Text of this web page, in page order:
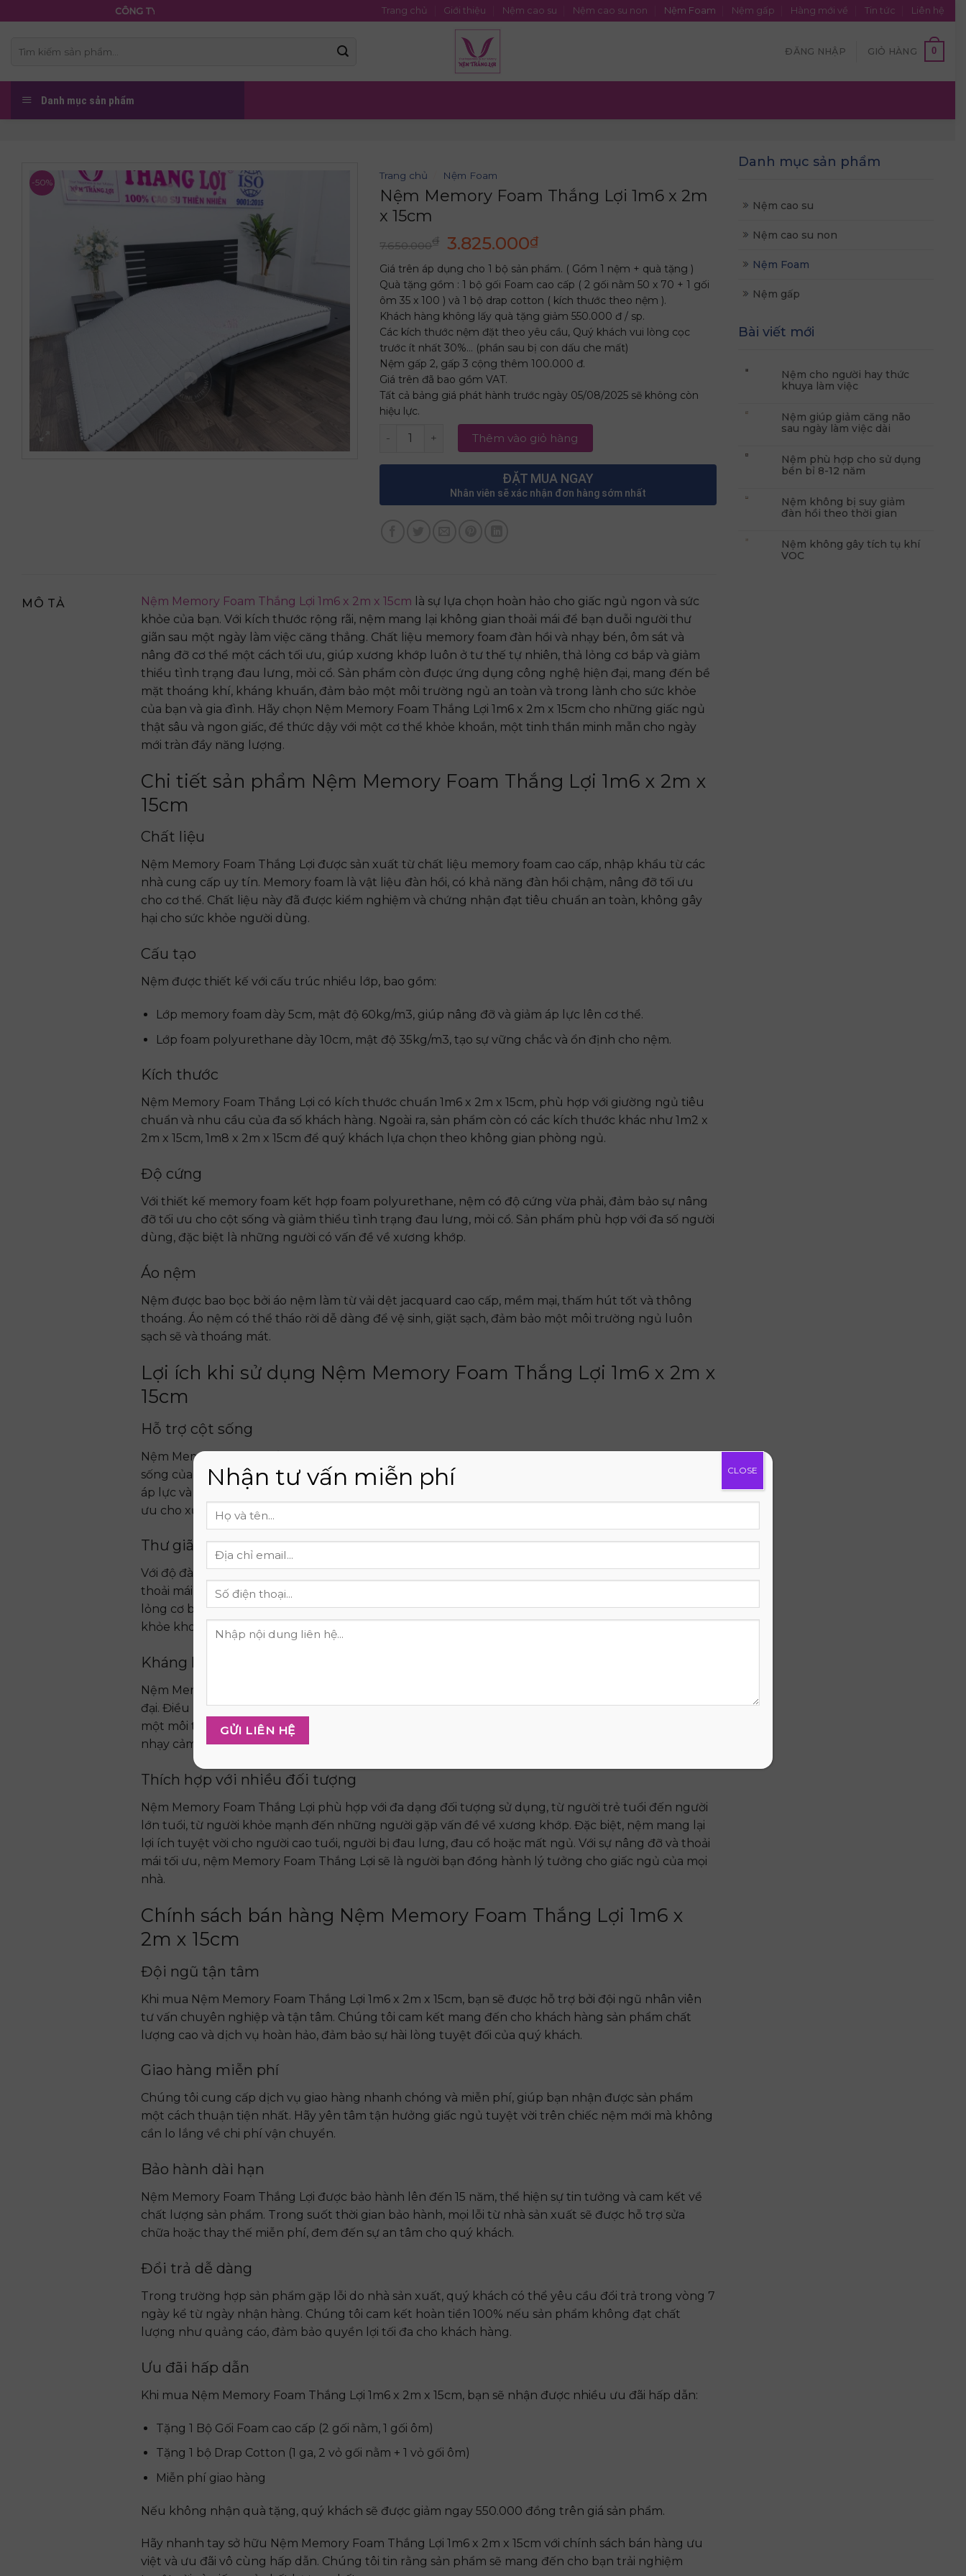
to
CÔNG TY TNHH NỆM THẮNG LỢI Trang chủ Giới thiệu Nệm cao su Nệm cao su non Nệm Foam Nệm gấp Hàng mới về Tin tức Liên hệ
kiếm:
ĐĂNG NHẬP GIỎ HÀNG 0
Danh mục sản phẩm
Danh mục sản phẩm
Nệm cao su
Nệm cao su non
Nệm Foam
Nệm gấp
Bài viết mới
Nệm cho người hay thức
khuya làm việc
Nệm giúp giảm căng não
sau ngày làm việc dài
Nệm phù hợp cho sử dụng
bền bỉ 8-12 năm
Nệm không bị suy giảm
đàn hồi theo thời gian
Nệm không gây tích tụ khí
VOC
-50%
Trang chủ Nệm Foam
Nệm Memory Foam Thắng Lợi 1m6 x 2m
x 15cm
7.650.000₫ Giá
gốc
là:
7.650.000₫.
3.825.000₫Giá
hiện
tại
là:
3.825.000₫.
Giá trên áp dụng cho 1 bộ sản phẩm. ( Gồm 1 nệm + quà tặng )
Quà tặng gồm : 1 bộ gối Foam cao cấp ( 2 gối nằm 50 x 70 + 1 gối
ôm 35 x 100 ) và 1 bộ drap cotton ( kích thước theo nệm ).
Khách hàng không lấy quà tặng giảm 550.000 đ / sp.
Các kích thước nệm đặt theo yêu cầu, Quý khách vui lòng cọc
trước ít nhất 30%… (phần sau bị con dấu che mất)
Nệm gấp 2, gấp 3 cộng thêm 100.000 đ.
Giá trên đã bao gồm VAT.
Tất cả bảng giá phát hành trước ngày 05/08/2025 sẽ không còn
hiệu lực.
Nệm Memory Foam Thắng Lợi 1m6 x 2m x 15cm số lượng
Thêm vào giỏ hàng
ĐẶT MUA NGAY
Nhân viên sẽ xác nhận đơn hàng sớm nhất
MÔ TẢ Nệm Memory Foam Thắng Lợi 1m6 x 2m x 15cm là sự lựa chọn hoàn hảo cho giấc ngủ ngon và sức
khỏe của bạn. Với kích thước rộng rãi, nệm mang lại không gian thoải mái để bạn duỗi người thư
giãn sau một ngày làm việc căng thẳng. Chất liệu memory foam đàn hồi và nhạy bén, ôm sát và
nâng đỡ cơ thể một cách tối ưu, giúp xương khớp luôn ở tư thế tự nhiên, thả lỏng cơ bắp và giảm
thiểu tình trạng đau lưng, mỏi cổ. Sản phẩm còn được ứng dụng công nghệ hiện đại, mang đến bề
mặt thoáng khí, kháng khuẩn, đảm bảo một môi trường ngủ an toàn và trong lành cho sức khỏe
của bạn và gia đình. Hãy chọn Nệm Memory Foam Thắng Lợi 1m6 x 2m x 15cm cho những giấc ngủ
thật sâu và ngon giấc, để thức dậy với một cơ thể khỏe khoắn, một tinh thần minh mẫn cho ngày
mới tràn đầy năng lượng.
Chi tiết sản phẩm Nệm Memory Foam Thắng Lợi 1m6 x 2m x
15cm
Chất liệu
Nệm Memory Foam Thắng Lợi được sản xuất từ chất liệu memory foam cao cấp, nhập khẩu từ các
nhà cung cấp uy tín. Memory foam là vật liệu đàn hồi, có khả năng đàn hồi chậm, nâng đỡ tối ưu
cho cơ thể. Chất liệu này đã được kiểm nghiệm và chứng nhận đạt tiêu chuẩn an toàn, không gây
hại cho sức khỏe người dùng.
Cấu tạo
Nệm được thiết kế với cấu trúc nhiều lớp, bao gồm:
Lớp memory foam dày 5cm, mật độ 60kg/m3, giúp nâng đỡ và giảm áp lực lên cơ thể.
Lớp foam polyurethane dày 10cm, mật độ 35kg/m3, tạo sự vững chắc và ổn định cho nệm.
Kích thước
Nệm Memory Foam Thắng Lợi có kích thước chuẩn 1m6 x 2m x 15cm, phù hợp với giường ngủ tiêu
chuẩn và nhu cầu của đa số khách hàng. Ngoài ra, sản phẩm còn có các kích thước khác như 1m2 x
2m x 15cm, 1m8 x 2m x 15cm để quý khách lựa chọn theo không gian phòng ngủ.
Độ cứng
Với thiết kế memory foam kết hợp foam polyurethane, nệm có độ cứng vừa phải, đảm bảo sự nâng
đỡ tối ưu cho cột sống và giảm thiểu tình trạng đau lưng, mỏi cổ. Sản phẩm phù hợp với đa số người
dùng, đặc biệt là những người có vấn đề về xương khớp.
Áo nệm
Nệm được bao bọc bởi áo nệm làm từ vải dệt jacquard cao cấp, mềm mại, thấm hút tốt và thông
thoáng. Áo nệm có thể tháo rời dễ dàng để vệ sinh, giặt sạch, đảm bảo một môi trường ngủ luôn
sạch sẽ và thoáng mát.
Lợi ích khi sử dụng Nệm Memory Foam Thắng Lợi 1m6 x 2m x
15cm
Hỗ trợ cột sống
Nệm Memory Foam Thắng Lợi 1m6 x 2m x 15cm
sống của bạn. Chất liệu memory foam có khả năng điều chỉnh theo hình dạng cơ thể, phân bổ đều
áp lực và giảm thiểu tình trạng đau lưng, mỏi cổ. Bạn sẽ cảm nhận được sự thoải mái và nâng đỡ tối
ưu cho xương khớp, giúp duy trì tư thế ngủ tự nhiên và lành mạnh.
Thư giãn cơ thể
Với độ đàn hồi và mềm mại vượt trội, nệm Memory Foam Thắng Lợi mang đến cảm giác êm ái và
thoải mái cho toàn bộ cơ thể. Bề mặt nệm mềm mại, ôm sát và nâng đỡ các vùng áp lực, giúp thả
lỏng cơ bắp và giảm căng thẳng. Bạn sẽ có được giấc ngủ sâu và ngon hơn, thức dậy với một cơ thể
khỏe khoắn và tinh thần sảng khoái.
Kháng khuẩn, chống dị ứng
Nệm Memory Foam Thắng Lợi được xử lý bằng công nghệ kháng khuẩn và chống nấm mốc hiện
đại. Điều này giúp ngăn chặn sự phát triển của vi khuẩn, nấm và các tác nhân gây dị ứng, đảm bảo
một môi trường ngủ trong lành và an toàn cho sức khỏe. Đây là lựa chọn lý tưởng cho những người
nhạy cảm hoặc dễ bị dị ứng.
Thích hợp với nhiều đối tượng
Nệm Memory Foam Thắng Lợi phù hợp với đa dạng đối tượng sử dụng, từ người trẻ tuổi đến người
lớn tuổi, từ người khỏe mạnh đến những người gặp vấn đề về xương khớp. Đặc biệt, nệm mang lại
lợi ích tuyệt vời cho người cao tuổi, người bị đau lưng, đau cổ hoặc mất ngủ. Với sự nâng đỡ và thoải
mái tối ưu, nệm Memory Foam Thắng Lợi sẽ là người bạn đồng hành lý tưởng cho giấc ngủ của mọi
nhà.
Chính sách bán hàng Nệm Memory Foam Thắng Lợi 1m6 x
2m x 15cm
Đội ngũ tận tâm
Khi mua Nệm Memory Foam Thắng Lợi 1m6 x 2m x 15cm, bạn sẽ được hỗ trợ bởi đội ngũ nhân viên
tư vấn chuyên nghiệp và tận tâm. Chúng tôi cam kết mang đến cho khách hàng sản phẩm chất
lượng cao và dịch vụ hoàn hảo, đảm bảo sự hài lòng tuyệt đối của quý khách.
Giao hàng miễn phí
Chúng tôi cung cấp dịch vụ giao hàng nhanh chóng và miễn phí, giúp bạn nhận được sản phẩm
một cách thuận tiện nhất. Hãy yên tâm tận hưởng giấc ngủ tuyệt vời trên chiếc nệm mới mà không
cần lo lắng về chi phí vận chuyển.
Bảo hành dài hạn
Nệm Memory Foam Thắng Lợi được bảo hành lên đến 15 năm, thể hiện sự tin tưởng và cam kết về
chất lượng sản phẩm. Trong suốt thời gian bảo hành, mọi lỗi từ nhà sản xuất sẽ được hỗ trợ sửa
chữa hoặc thay thế miễn phí, đem đến sự an tâm cho quý khách.
Đổi trả dễ dàng
Trong trường hợp sản phẩm gặp lỗi do nhà sản xuất, quý khách có thể yêu cầu đổi trả trong vòng 7
ngày kể từ ngày nhận hàng. Chúng tôi cam kết hoàn tiền 100% nếu sản phẩm không đạt chất
lượng như quảng cáo, đảm bảo quyền lợi tối đa cho khách hàng.
Ưu đãi hấp dẫn
Khi mua Nệm Memory Foam Thắng Lợi 1m6 x 2m x 15cm, bạn sẽ nhận được nhiều ưu đãi hấp dẫn:
Tặng 1 Bộ Gối Foam cao cấp (2 gối nằm, 1 gối ôm)
Tặng 1 bộ Drap Cotton (1 ga, 2 vỏ gối nằm + 1 vỏ gối ôm)
Miễn phí giao hàng
Nếu không nhận quà tặng, quý khách sẽ được giảm ngay 550.000 đồng trên giá sản phẩm.
Hãy nhanh tay sở hữu Nệm Memory Foam Thắng Lợi 1m6 x 2m x 15cm với chính sách bán hàng ưu
việt và ưu đãi vô cùng hấp dẫn. Chúng tôi tin rằng sản phẩm sẽ mang đến cho bạn trải nghiệm
Nhận tư vấn miễn phí CLOSE